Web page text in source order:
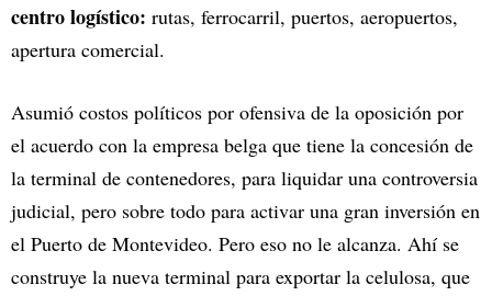
centro logístico: rutas, ferrocarril, puertos, aeropuertos,
apertura comercial.
Asumió costos políticos por ofensiva de la oposición por
el acuerdo con la empresa belga que tiene la concesión de
la terminal de contenedores, para liquidar una controversia
judicial, pero sobre todo para activar una gran inversión en
el Puerto de Montevideo. Pero eso no le alcanza. Ahí se
construye la nueva terminal para exportar la celulosa, que